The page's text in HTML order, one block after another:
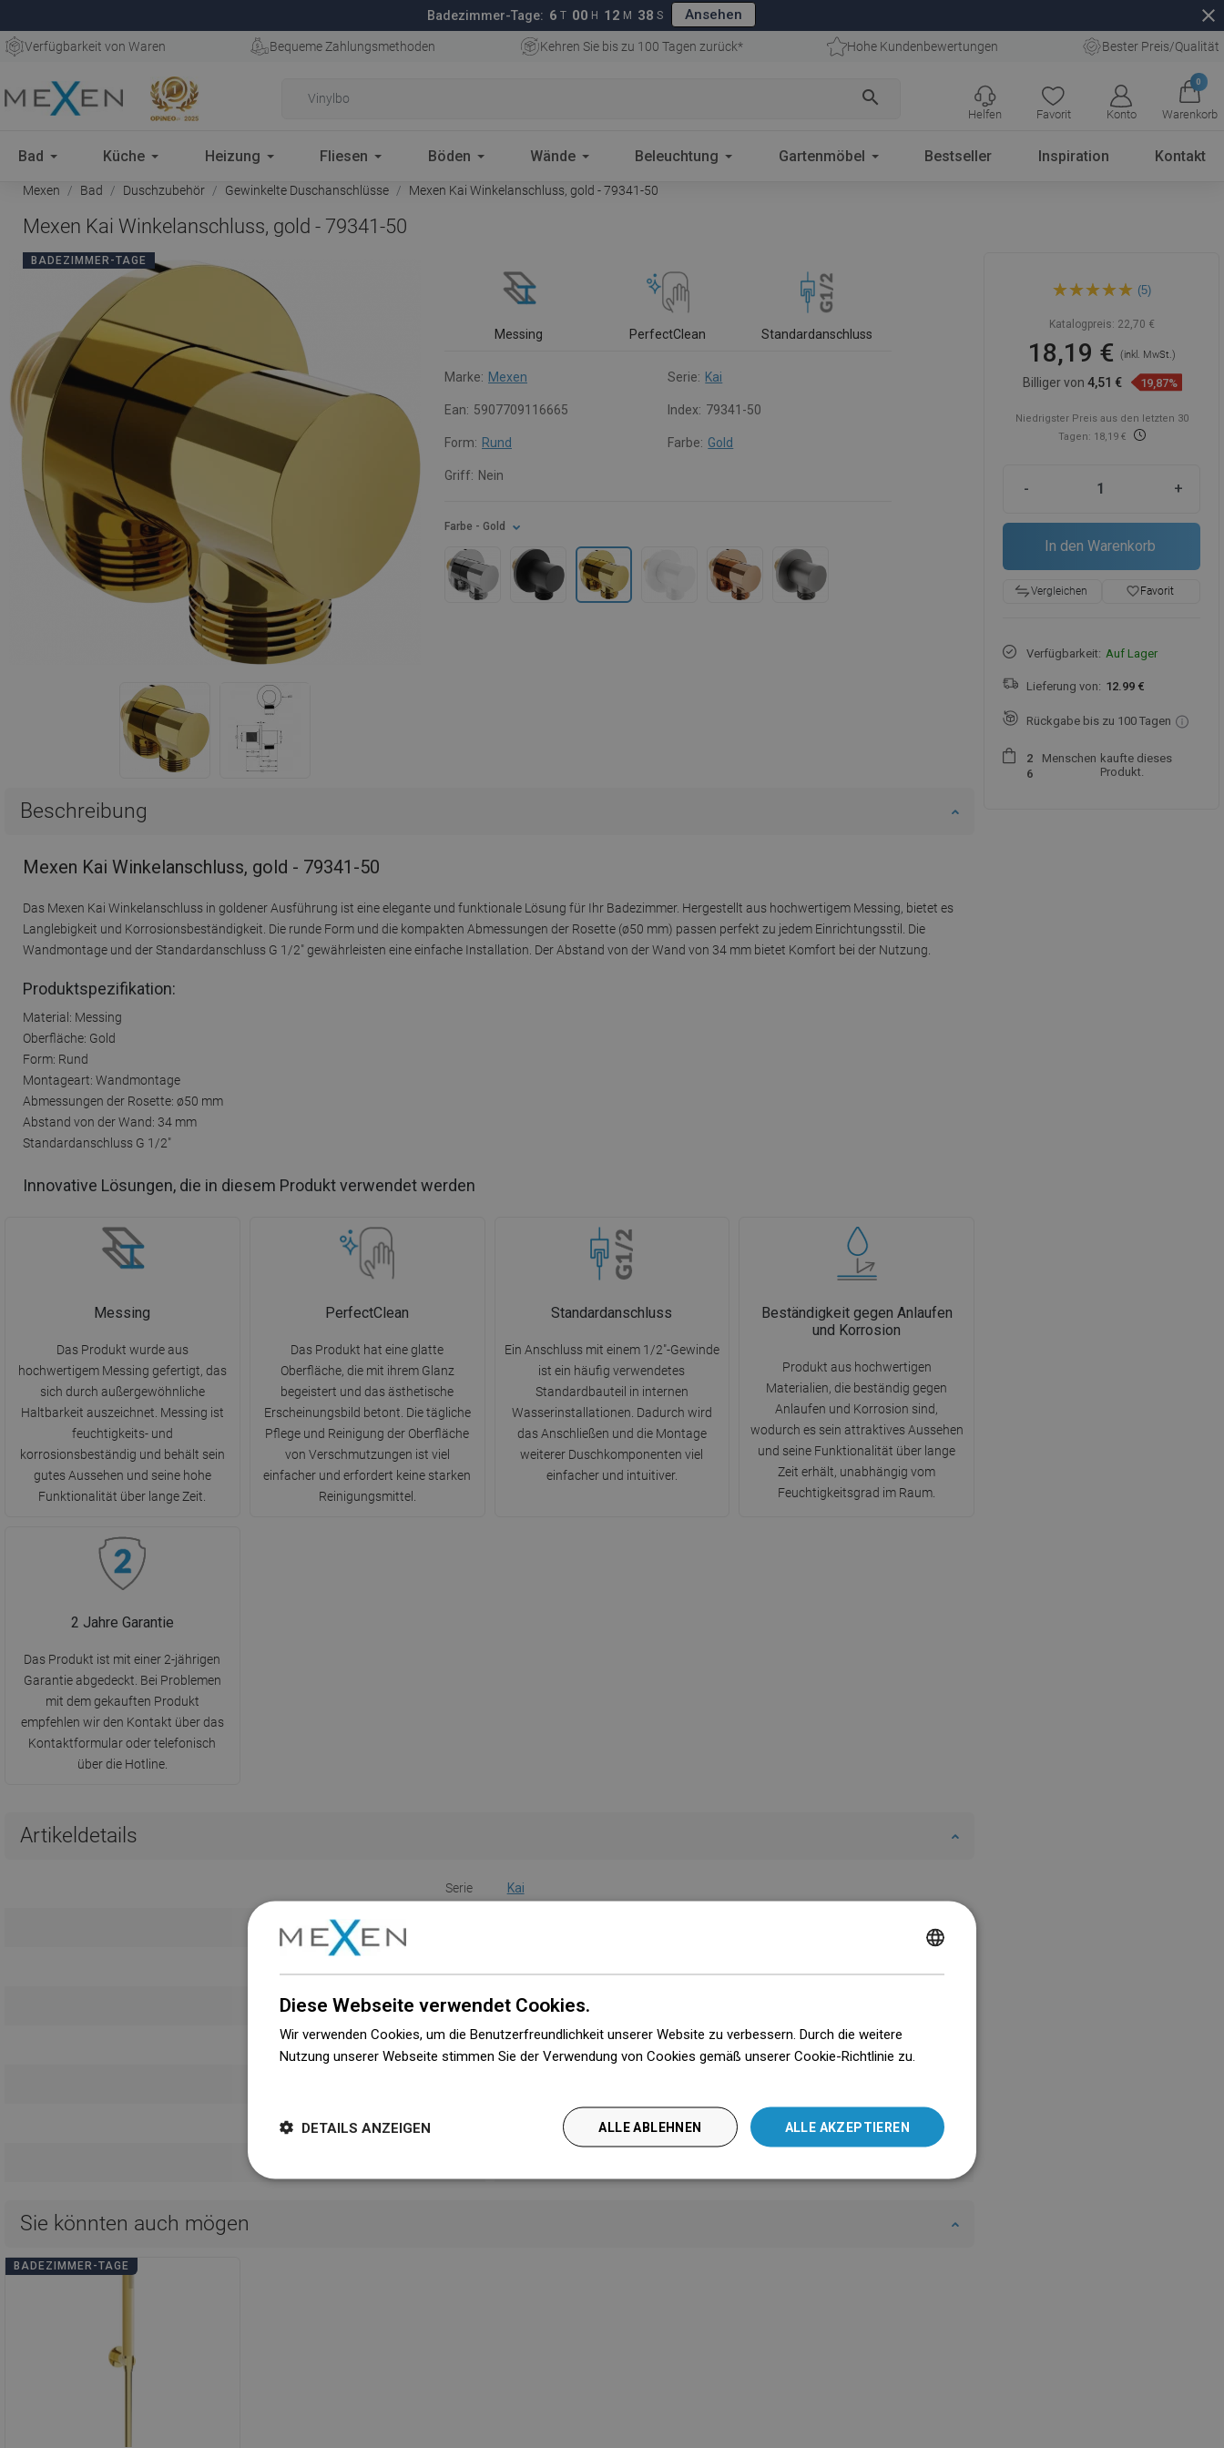
Badezimmer-Tage: 6 T 00 H 12 M 37 S Ansehen close
Verfügbarkeit von Waren Bequeme Zahlungsmethoden Kehren Sie bis zu 100 Tagen zurück* Hohe Kundenbewertungen Bester Preis/Qualität
search
Favorit Konto
0
Warenkorb
Helfen
Bad Küche Heizung Fliesen Böden Wände Beleuchtung Gartenmöbel Bestseller Inspiration Kontakt
Mexen Bad Duschzubehör Gewinkelte Duschanschlüsse Mexen Kai Winkelanschluss, gold - 79341-50
Mexen Kai Winkelanschluss, gold - 79341-50
BADEZIMMER-TAGE
Messing PerfectClean Standardanschluss
Marke: Mexen Serie: Kai
Ean: 5907709116665 Index: 79341-50
Form: Rund Farbe: Gold
Griff: Nein
Farbe - Gold
Beschreibung
Mexen Kai Winkelanschluss, gold - 79341-50
Das Mexen Kai Winkelanschluss in goldener Ausführung ist eine elegante und funktionale Lösung für Ihr Badezimmer. Hergestellt aus hochwertigem Messing, bietet es
Langlebigkeit und Korrosionsbeständigkeit. Die runde Form und die kompakten Abmessungen der Rosette (ø50 mm) passen perfekt zu jedem Einrichtungsstil. Die
Wandmontage und der Standardanschluss G 1/2" gewährleisten eine einfache Installation. Der Abstand von der Wand von 34 mm bietet Komfort bei der Nutzung.
Produktspezifikation:
Material: Messing
Oberfläche: Gold
Form: Rund
Montageart: Wandmontage
Abmessungen der Rosette: ø50 mm
Abstand von der Wand: 34 mm
Standardanschluss G 1/2"
Innovative Lösungen, die in diesem Produkt verwendet werden
Messing
Das Produkt wurde aus
hochwertigem Messing gefertigt, das
sich durch außergewöhnliche
Haltbarkeit auszeichnet. Messing ist
feuchtigkeits- und
korrosionsbeständig und behält sein
gutes Aussehen und seine hohe
Funktionalität über lange Zeit.
PerfectClean
Das Produkt hat eine glatte
Oberfläche, die mit ihrem Glanz
begeistert und das ästhetische
Erscheinungsbild betont. Die tägliche
Pflege und Reinigung der Oberfläche
von Verschmutzungen ist viel
einfacher und erfordert keine starken
Reinigungsmittel.
Standardanschluss
Ein Anschluss mit einem 1/2"-Gewinde
ist ein häufig verwendetes
Standardbauteil in internen
Wasserinstallationen. Dadurch wird
das Anschließen und die Montage
weiterer Duschkomponenten viel
einfacher und intuitiver.
Beständigkeit gegen Anlaufen
und Korrosion
Produkt aus hochwertigen
Materialien, die beständig gegen
Anlaufen und Korrosion sind,
wodurch es sein attraktives Aussehen
und seine Funktionalität über lange
Zeit erhält, unabhängig vom
Feuchtigkeitsgrad im Raum.
2 Jahre Garantie
Das Produkt ist mit einer 2-jährigen
Garantie abgedeckt. Bei Problemen
mit dem gekauften Produkt
empfehlen wir den Kontakt über das
Kontaktformular oder telefonisch
über die Hotline.
Artikeldetails
Serie Kai
Griff Nein
Bedienungsanleitung
Garantiebedingungen Herunterladen
Sie könnten auch mögen
BADEZIMMER-TAGE
Mexen Kai Winkelanschluss,
gold - 79341-50
(5)
Katalogpreis: 22,70 €
18,19 € (inkl. MwSt.)
Billiger von 4,51 € 19,87%
Niedrigster Preis aus den letzten 30
Tagen: 18,19 €
- +
In den Warenkorb
Vergleichen favorite_borderFavorit
Verfügbarkeit: Auf Lager
Lieferung von: 12.99 €
Rückgabe bis zu 100 Tagen
2
6
Menschen kaufte dieses
Produkt.
LITHUANIAN
ROMANIAN
Diese Webseite verwendet Cookies.
Wir verwenden Cookies, um die Benutzerfreundlichkeit unserer Website zu verbessern. Durch die weitere
Nutzung unserer Webseite stimmen Sie der Verwendung von Cookies gemäß unserer Cookie-Richtlinie zu.
ALLE AKZEPTIEREN
ALLE ABLEHNEN
DETAILS ANZEIGEN